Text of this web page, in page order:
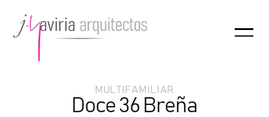
MULTIFAMILIAR
Doce 36 Breña